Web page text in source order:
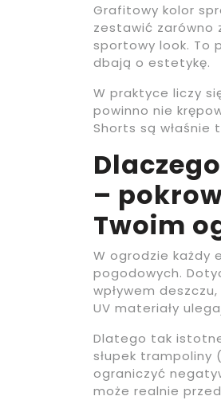
Grafitowy kolor
zestawić zarówno
sportowy look. To
dbają o estetykę.
W praktyce liczy
powinno nie
Shorts są
–
Twoim
W ogrodzie każdy
pogodowych.
wpływem
UV materiały
Dlatego tak
słupek
ograniczyć
może realnie